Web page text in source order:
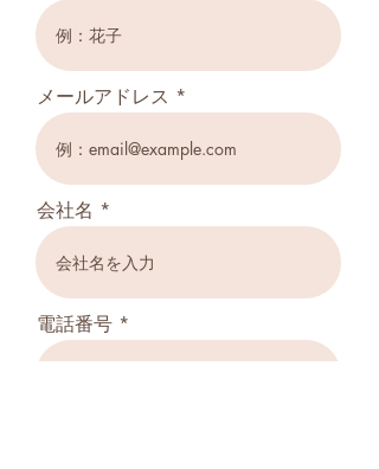
メールアドレス
会社名
電話番号